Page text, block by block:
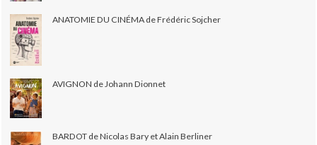
ANATOMIE DU CINÉMA de Frédéric Sojcher
AVIGNON de Johann Dionnet
BARDOT de Nicolas Bary et Alain Berliner